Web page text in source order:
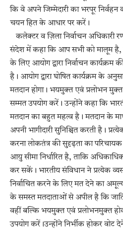
कि वे अपने जिम्मेदारी का भरपूर
चयन हित के आधार पर करें।
कलेक्टर व ज़िला निर्वाचन अधिकारी
संदेश में कहा कि आप सभी को मालूम है,
के लिए आयोग द्वारा निर्वाचन कार्यक्रम
है। आयोग द्वारा घोषित कार्यक्रम के
मतदान होगा। भयमुक्त एवं प्रलोभन
सम्मत उपयोग करें। उन्होंने कहा कि
मतदान का बहुत महत्व है। मतदान के
अपनी भागीदारी सुनिश्चित करती है।
करना लोकतंत्र की सुदृढ़ता का
आयु सीमा निर्धारित है, ताकि
कर सकें। भारतीय संविधान ने प्रत्येक
निर्वाचित करने के लिए मत देने का
के समस्त मतदाताओं से अपील है कि
वहीं बल्कि भयमुक्त एवं प्रलोभनमुक्त
उपयोग करें।उन्होंने निर्भीक होकर वोट